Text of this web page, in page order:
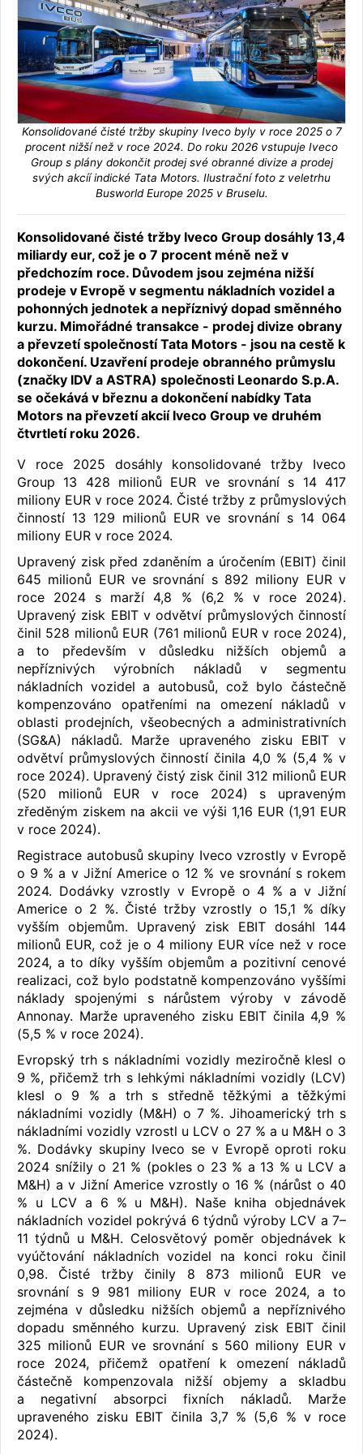
Konsolidované čisté tržby skupiny Iveco byly v roce 2025 o 7
procent nižší než v roce 2024. Do roku 2026 vstupuje Iveco
Group s plány dokončit prodej své obranné divize a prodej
svých akcíí indické Tata Motors. Ilustrační foto z veletrhu
Busworld Europe 2025 v Bruselu.
Konsolidované čisté tržby Iveco Group dosáhly 13,4
miliardy eur, což je o 7 procent méně než v
předchozím roce. Důvodem jsou zejména nižší
prodeje v Evropě v segmentu nákladních vozidel a
pohonných jednotek a nepříznivý dopad směnného
kurzu. Mimořádné transakce - prodej divize obrany
a převzetí společností Tata Motors - jsou na cestě k
dokončení. Uzavření prodeje obranného průmyslu
(značky IDV a ASTRA) společnosti Leonardo S.p.A.
se očekává v březnu a dokončení nabídky Tata
Motors na převzetí akcií Iveco Group ve druhém
čtvrtletí roku 2026.
V roce 2025 dosáhly konsolidované tržby Iveco
Group 13 428 milionů EUR ve srovnání s 14 417
miliony EUR v roce 2024. Čisté tržby z průmyslových
činností 13 129 milionů EUR ve srovnání s 14 064
miliony EUR v roce 2024.
Upravený zisk před zdaněním a úročením (EBIT) činil
645 milionů EUR ve srovnání s 892 miliony EUR v
roce 2024 s marží 4,8 % (6,2 % v roce 2024).
Upravený zisk EBIT v odvětví průmyslových činností
činil 528 milionů EUR (761 milionů EUR v roce 2024),
a to především v důsledku nižších objemů a
nepříznivých výrobních nákladů v segmentu
nákladních vozidel a autobusů, což bylo částečně
kompenzováno opatřeními na omezení nákladů v
oblasti prodejních, všeobecných a administrativních
(SG&A) nákladů. Marže upraveného zisku EBIT v
odvětví průmyslových činností činila 4,0 % (5,4 % v
roce 2024). Upravený čistý zisk činil 312 milionů EUR
(520 milionů EUR v roce 2024) s upraveným
zředěným ziskem na akcii ve výši 1,16 EUR (1,91 EUR
v roce 2024).
Registrace autobusů skupiny Iveco vzrostly v Evropě
o 9 % a v Jižní Americe o 12 % ve srovnání s rokem
2024. Dodávky vzrostly v Evropě o 4 % a v Jižní
Americe o 2 %. Čisté tržby vzrostly o 15,1 % díky
vyšším objemům. Upravený zisk EBIT dosáhl 144
milionů EUR, což je o 4 miliony EUR více než v roce
2024, a to díky vyšším objemům a pozitivní cenové
realizaci, což bylo podstatně kompenzováno vyššími
náklady spojenými s nárůstem výroby v závodě
Annonay. Marže upraveného zisku EBIT činila 4,9 %
(5,5 % v roce 2024).
Evropský trh s nákladními vozidly meziročně klesl o
9 %, přičemž trh s lehkými nákladními vozidly (LCV)
klesl o 9 % a trh s středně těžkými a těžkými
nákladními vozidly (M&H) o 7 %. Jihoamerický trh s
nákladními vozidly vzrostl u LCV o 27 % a u M&H o 3
%. Dodávky skupiny Iveco se v Evropě oproti roku
2024 snížily o 21 % (pokles o 23 % a 13 % u LCV a
M&H) a v Jižní Americe vzrostly o 16 % (nárůst o 40
% u LCV a 6 % u M&H). Naše kniha objednávek
nákladních vozidel pokrývá 6 týdnů výroby LCV a 7–
11 týdnů u M&H. Celosvětový poměr objednávek k
vyúčtování nákladních vozidel na konci roku činil
0,98. Čisté tržby činily 8 873 milionů EUR ve
srovnání s 9 981 miliony EUR v roce 2024, a to
zejména v důsledku nižších objemů a nepříznivého
dopadu směnného kurzu. Upravený zisk EBIT činil
325 milionů EUR ve srovnání s 560 miliony EUR v
roce 2024, přičemž opatření k omezení nákladů
částečně kompenzovala nižší objemy a skladbu
a negativní absorpci fixních nákladů. Marže
upraveného zisku EBIT činila 3,7 % (5,6 % v roce
2024).